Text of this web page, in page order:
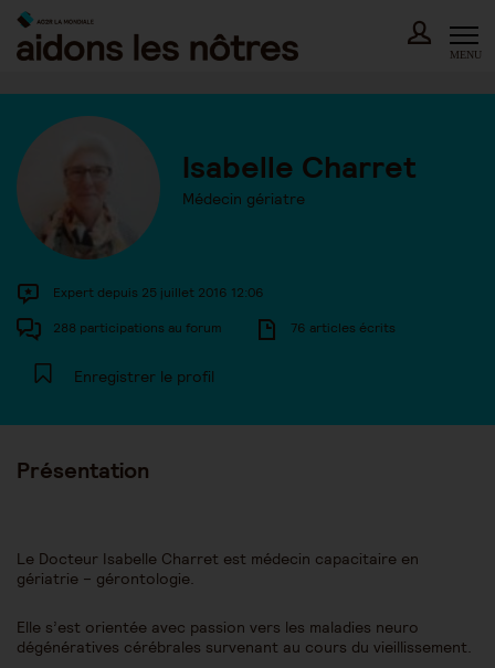
Skip
content
MENU
Isabelle Charret
Médecin gériatre
Expert depuis 25 juillet 2016 12:06
288 participations au forum 76 articles écrits
Enregistrer le profil
Présentation
Le Docteur Isabelle Charret est médecin capacitaire en
gériatrie – gérontologie.
Elle s’est orientée avec passion vers les maladies neuro
dégénératives cérébrales survenant au cours du vieillissement.